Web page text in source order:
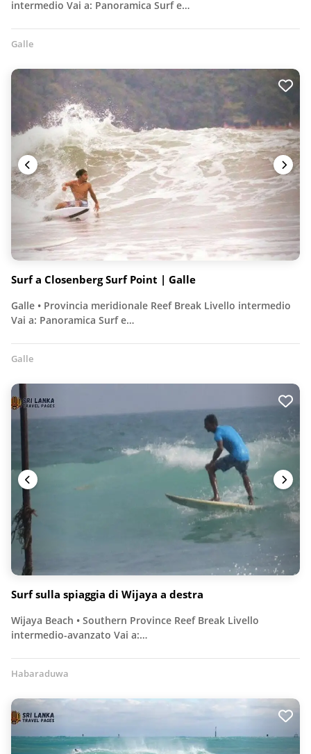
intermedio Vai a: Panoramica Surf e…
Galle
Surf a Closenberg Surf Point | Galle
Galle • Provincia meridionale Reef Break Livello intermedio
Vai a: Panoramica Surf e…
Galle
Surf sulla spiaggia di Wijaya a destra
Wijaya Beach • Southern Province Reef Break Livello
intermedio-avanzato Vai a:…
Habaraduwa